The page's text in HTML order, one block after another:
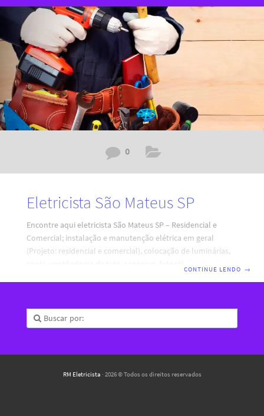
0
Eletricista São Mateus SP
Encontre aqui eletricista São Mateus SP – Residencial e
Comercial; instalação e manutenção elétrica em geral
(Projeto: residencial e comercial), colocação de luminárias,
com os padrões ABNT; Quadro de disjuntores, sistemas de
aterramentos e de proteção DR, DPS, contatores,
demandas e balanceamento de carga. Instalamos medidor (
CONTINUE LENDO →
RM Eletricista · 2026 © Todos os direitos reservados